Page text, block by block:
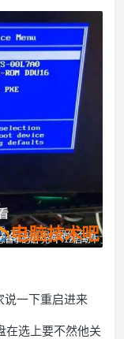
说一下重启进来
在选上要不然他关